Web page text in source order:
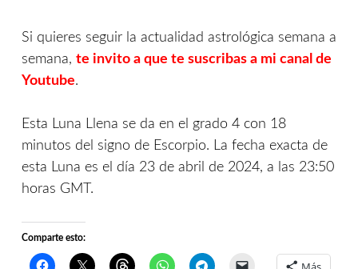
Si quieres seguir la actualidad astrológica semana a
semana, te invito a que te suscribas a mi canal de
Youtube.
Esta Luna Llena se da en el grado 4 con 18
minutos del signo de Escorpio. La fecha exacta de
esta Luna es el día 23 de abril de 2024, a las 23:50
horas GMT.
Comparte esto: